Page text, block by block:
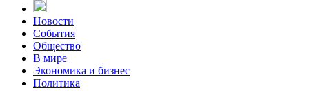
Новости
События
Общество
В мире
Экономика и бизнес
Политика